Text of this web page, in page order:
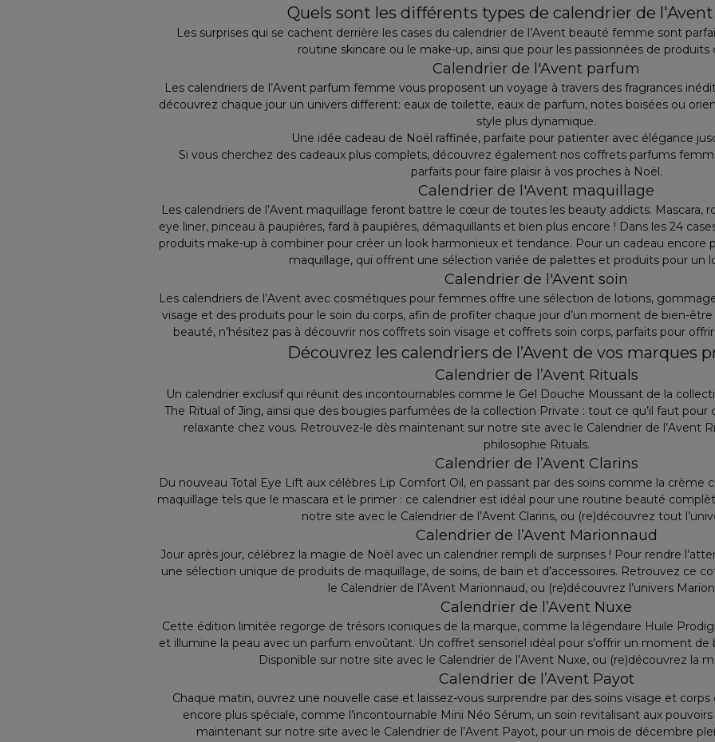
Quels sont les différents types de calendrier de
Les surprises qui se cachent derrière les cases du calendrier de l’Avent beauté femme sont
routine skincare ou le make-up, ainsi que pour les passionnées de produits
Calendrier de l'Avent parfum
Les calendriers de l’Avent parfum femme vous proposent un voyage à travers des fragrances
découvrez chaque jour un univers different: eaux de toilette, eaux de parfum, notes boisées ou
style plus dynamique.
Une idée cadeau de Noël raffinée, parfaite pour patienter avec élégance
Si vous cherchez des cadeaux plus complets, découvrez également nos coffrets parfums
parfaits pour faire plaisir à vos proches à Noël.
Calendrier de l'Avent maquillage
Les calendriers de l’Avent maquillage feront battre le cœur de toutes les beauty addicts. Mascara,
eye liner, pinceau à paupières, fard à paupières, démaquillants et bien plus encore ! Dans les 24
produits make-up à combiner pour créer un look harmonieux et tendance. Pour un cadeau encore
maquillage, qui offrent une sélection variée de palettes et produits pour un
Calendrier de l'Avent soin
Les calendriers de l’Avent avec cosmétiques pour femmes offre une sélection de lotions,
visage et des produits pour le soin du corps, afin de profiter chaque jour d’un moment de bien-
beauté, n’hésitez pas à découvrir nos coffrets soin visage et coffrets soin corps, parfaits pour
Découvrez les calendriers de l’Avent de vos marques
Calendrier de l’Avent Rituals
Un calendrier exclusif qui réunit des incontournables comme le Gel Douche Moussant de la
The Ritual of Jing, ainsi que des bougies parfumées de la collection Private : tout ce qu’il faut
relaxante chez vous. Retrouvez-le dès maintenant sur notre site avec le Calendrier de l’Avent
philosophie Rituals.
Calendrier de l’Avent Clarins
Du nouveau Total Eye Lift aux célèbres Lip Comfort Oil, en passant par des soins comme la crème
maquillage tels que le mascara et le primer : ce calendrier est idéal pour une routine beauté
notre site avec le Calendrier de l’Avent Clarins, ou (re)découvrez tout
Calendrier de l’Avent Marionnaud
Jour après jour, célébrez la magie de Noël avec un calendrier rempli de surprises ! Pour rendre
une sélection unique de produits de maquillage, de soins, de bain et d’accessoires. Retrouvez ce
le Calendrier de l’Avent Marionnaud, ou (re)découvrez l’univers
Calendrier de l’Avent Nuxe
Cette édition limitée regorge de trésors iconiques de la marque, comme la légendaire Huile
et illumine la peau avec un parfum envoûtant. Un coffret sensoriel idéal pour s’offrir un moment
Disponible sur notre site avec le Calendrier de l’Avent Nuxe, ou (re)découvrez la
Calendrier de l’Avent Payot
Chaque matin, ouvrez une nouvelle case et laissez-vous surprendre par des soins visage et
encore plus spéciale, comme l’incontournable Mini Néo Sérum, un soin revitalisant aux
maintenant sur notre site avec le Calendrier de l’Avent Payot, pour un mois de décembre